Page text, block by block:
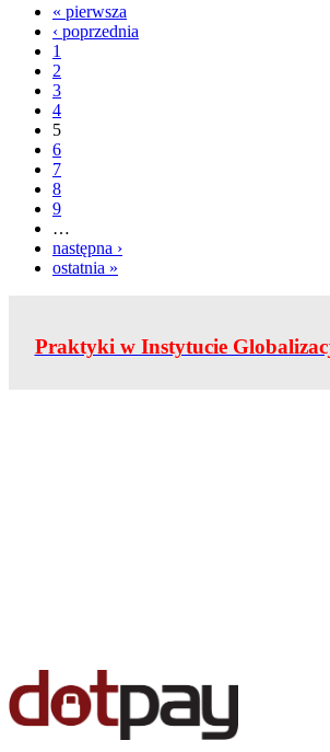
« pierwsza
‹ poprzednia
1
2
3
4
5
6
7
8
9
…
następna ›
ostatnia »
Praktyki w Instytucie